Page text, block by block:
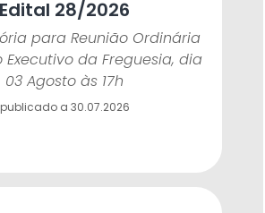
Edital 28/2026
para Reunião Ordinária
Executivo da Freguesia, dia
03 Agosto às 17h
publicado a 30.07.2026